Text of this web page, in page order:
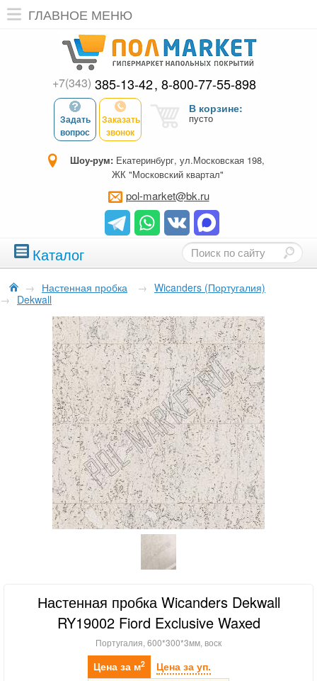
ГЛАВНОЕ МЕНЮ
+7(343) 385-13-42 8-800-77-55-898
Задать
вопрос
Заказать
звонок
В корзине:
пусто
Шоу-рум: Екатеринбург, ул.Московская 198,
ЖК "Московский квартал"
pol-market@bk.ru
Каталог
→ Настенная пробка → Wicanders (Португалия)
→ Dekwall
Настенная пробка Wicanders Dekwall
RY19002 Fiord Exclusive Waxed
Португалия, 600*300*3мм, воск
Цена за м2 Цена за уп.